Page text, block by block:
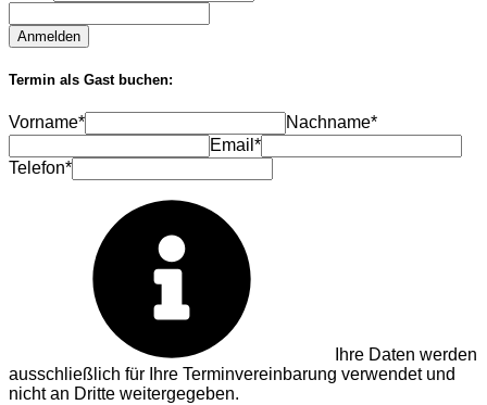
Anmelden
Termin als Gast buchen:
Vorname*
Nachname*
Email*
Telefon*
Ihre Daten werden
ausschließlich für Ihre Terminvereinbarung verwendet und
nicht an Dritte weitergegeben.